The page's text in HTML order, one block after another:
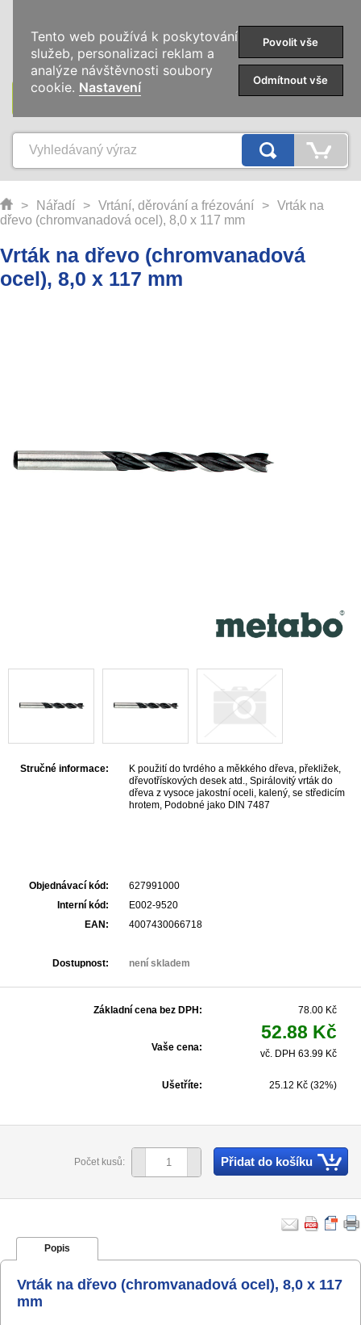
KATEGORIE
> Nářadí > Vrtání, děrování a frézování > Vrták na
dřevo (chromvanadová ocel), 8,0 x 117 mm
Vrták na dřevo (chromvanadová
ocel), 8,0 x 117 mm
Stručné informace:
K použití do tvrdého a měkkého dřeva, překližek,
dřevotřískových desek atd., Spirálovitý vrták do
dřeva z vysoce jakostní oceli, kalený, se středicím
hrotem, Podobné jako DIN 7487
Objednávací kód:
627991000
Interní kód:
E002-9520
EAN:
4007430066718
Dostupnost: není skladem
Základní cena bez DPH: 78.00 Kč
Vaše cena:
52.88 Kč
vč. DPH 63.99 Kč
Ušetříte: 25.12 Kč (32%)
Počet kusů: Přidat do košíku
Popis
Vrták na dřevo (chromvanadová ocel), 8,0 x 117
mm
Tento web používá k poskytování
služeb, personalizaci reklam a
analýze návštěvnosti soubory
cookie. Nastavení
Povolit vše
Odmítnout vše